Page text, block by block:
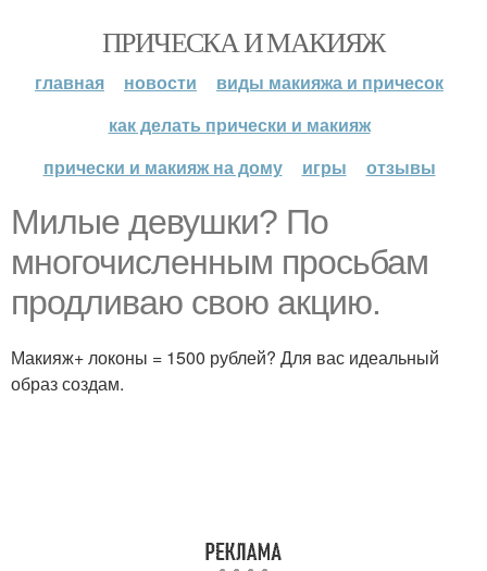
ПРИЧЕСКА И МАКИЯЖ
главная новости
виды макияжа и причесок
как делать прически и макияж
прически и макияж на дому
игры отзывы
Милые девушки? По
многочисленным просьбам
продливаю свою акцию.
Макияж+ локоны = 1500 рублей? Для вас идеальный
образ создам.